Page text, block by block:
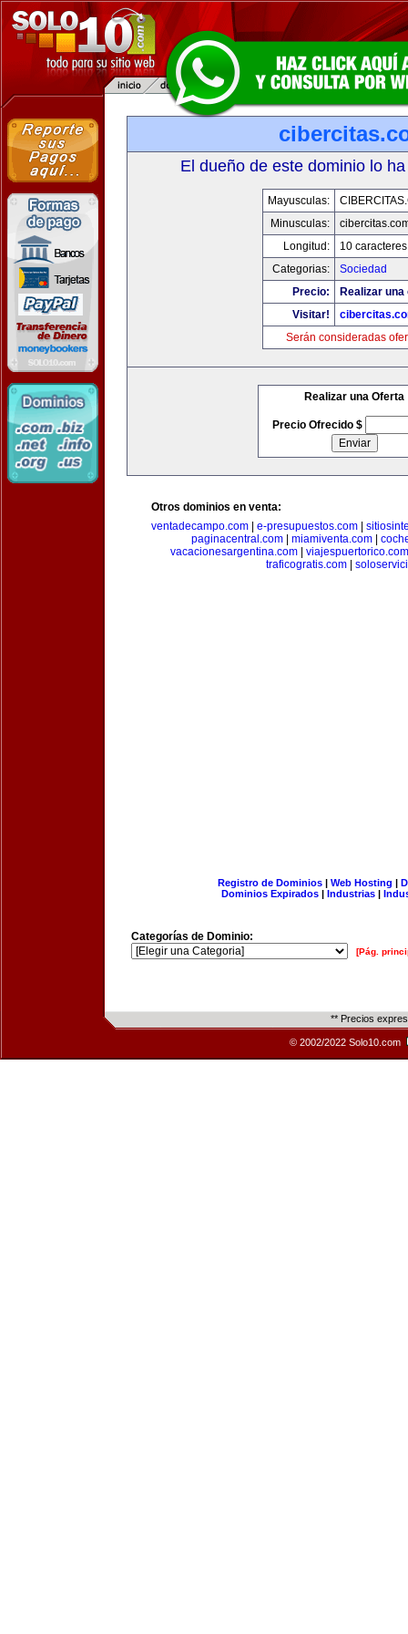
El dueño de este dominio lo
Mayusculas:
Minusculas:
Longitud:
10 caracteres
Categorias:
Sociedad
Precio:
Realizar
Visitar!
Serán consideradas
Realizar una Oferta
Precio Ofrecido $
Otros dominios en venta:
ventadecampo.com
e-presupuestos.com
paginacentral.com| miamiventa.com|
vacacionesargentina.com
viajespuertorico.com
traficogratis.com|
Registro de Dominios| Web Hosting |
Dominios Expirados | Industrias |
Categorías de Dominio:
[Pág.
** Precios
© 2002/2022 Solo10.com